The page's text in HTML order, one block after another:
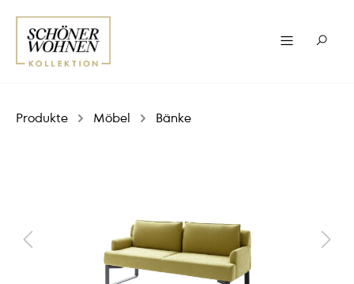
Produkte Möbel Bänke